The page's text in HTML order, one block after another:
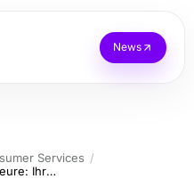
News
Services
Professionelle Headhunter Ingenieure: Ihre Schlüsselpartner für den Ingenieure-Recruiting-Prozess